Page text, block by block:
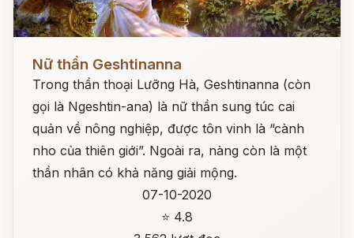
Nữ thần Geshtinanna
Trong thần thoại Lưỡng Hà, Geshtinanna (còn
gọi là Ngeshtin-ana) là nữ thần sung túc cai
quản về nông nghiệp, được tôn vinh là “cành
nho của thiên giới”. Ngoài ra, nàng còn là một
thần nhân có khả năng giải mộng.
07-10-2020
⭐ 4.8